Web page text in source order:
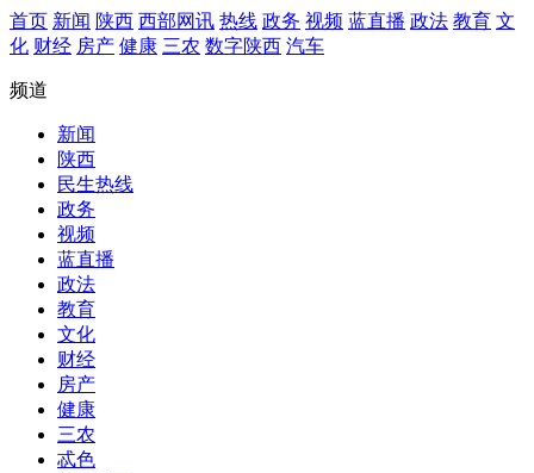
首页 新闻 陕西 西部网讯 热线 政务 视频 蓝直播 政法 教育 文
化 财经 房产 健康 三农 数字陕西 汽车
频道
新闻
陕西
民生热线
政务
视频
蓝直播
政法
教育
文化
财经
房产
健康
三农
忒色